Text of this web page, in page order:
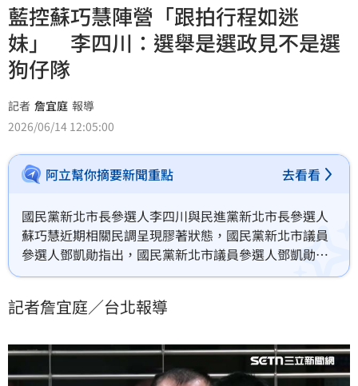
藍控蘇巧慧陣營「跟拍行程如迷
妹」 李四川：選舉是選政見不是選
狗仔隊
記者 詹宜庭 報導
2026/06/14 12:05:00
阿立幫你摘要新聞重點 去看看
國民黨新北市長參選人李四川與民進黨新北市長參選人
蘇巧慧近期相關民調呈現膠著狀態，國民黨新北市議員
參選人鄧凱勛指出，國民黨新北市議員參選人鄧凱勛指
出，蘇巧慧團隊不五時派人到川伯的場合跟拍，堪比政
此，李四川今（14日）表示，他認為都不是光明的事，
記者詹宜庭／台北報導